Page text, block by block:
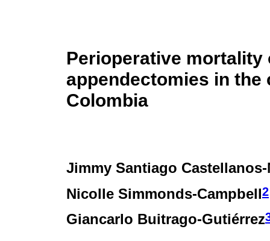
Perioperative
appendectomies in
Colombia
Jimmy Santiago Castellanos-
Nicolle Simmonds-Campbell2
Giancarlo Buitrago-Gutiérrez